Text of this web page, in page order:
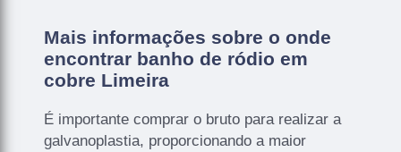
Mais informações sobre o onde
encontrar banho de ródio em
cobre Limeira
É importante comprar o bruto para realizar a
galvanoplastia, proporcionando a maior